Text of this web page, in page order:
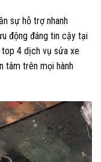
sự hỗ trợ nhanh
động đáng tin cậy tại
top 4 dịch vụ sửa xe
tâm trên mọi hành